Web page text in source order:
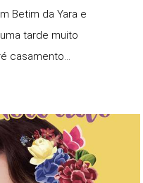
Betim da Yara e
tarde muito
casamento...